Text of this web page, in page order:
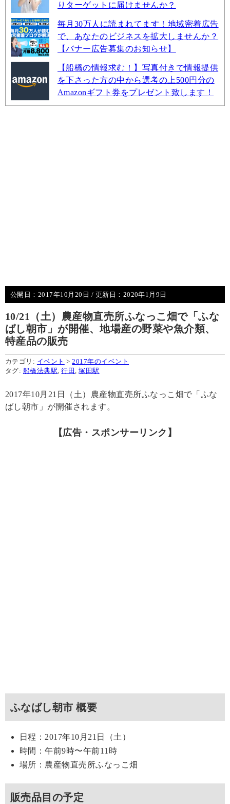
りターゲットに届けませんか？
毎月30万人に読まれてます！地域密着広告
で、あなたのビジネスを拡大しませんか？
【バナー広告募集のお知らせ】
【船橋の情報求む！】写真付きで情報提供
を下さった方の中から選考の上500円分の
Amazonギフト券をプレゼント致します！
公開日： 2017年10月20日 / 更新日： 2020年1月9日
10/21（土）農産物直売所ふなっこ畑で「ふな
ばし朝市」が開催、地場産の野菜や魚介類、
特産品の販売
カテゴリ: イベント >2017年のイベント
タグ: 船橋法典駅 ,行田 ,塚田駅
2017年10月21日（土）農産物直売所ふなっこ畑で「ふな
ばし朝市」が開催されます。
【広告・スポンサーリンク】
ふなばし朝市 概要
日程：2017年10月21日（土）
時間：午前9時〜午前11時
場所：農産物直売所ふなっこ畑
販売品目の予定